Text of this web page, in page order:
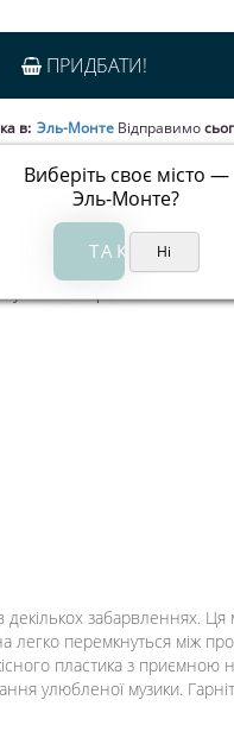
ПРИДБАТИ!
в: Эль-Монте
Виберіть своє місто —
Эль-Монте?
Відправимо
кур’єром.
Оплата при отриманні товару,
Google Pay, Apple Pay
Обмін/повернення товару
- на виробничий шлюб.
забарвленнях.
перемкнуться між
пластика з
улюбленої музики.